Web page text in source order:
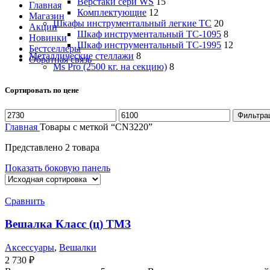
Главная
Магазин
Акции
Новинки
Бестселлеры
Обратная связь
Комплектующие 12
Шкафы инструментальный легкие ТС 20
Шкаф инструментальный TC-1095 8
Шкаф инструментальный TC-1995 12
Металлические стеллажи 8
Ms Pro (2500 кг. на секцию) 8
Сортировать по цене
Минимальная
цена
Максимальная
цена
Главная Товары с меткой “CN3220”
Представлено 2 товара
Показать боковую панель
Сравнить
Вешалка Класс (ц) ТМЗ
Аксессуары, Вешалки
2 730 ₽